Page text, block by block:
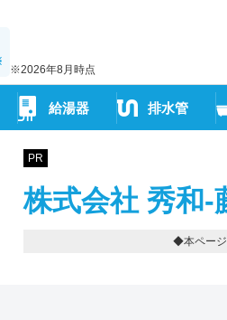
※2026年8月時点
給湯器 排水管
PR
株式会社 秀和-
◆本ページ